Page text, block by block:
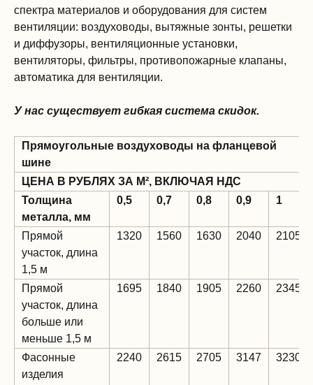
спектра материалов и оборудования для систем
вентиляции: воздуховоды, вытяжные зонты, решетки
и диффузоры, вентиляционные установки,
вентиляторы, фильтры, противопожарные клапаны,
автоматика для вентиляции.
У нас существует гибкая система скидок.
Прямоугольные воздуховоды на фланцевой
шине
ЦЕНА В РУБЛЯХ ЗА М², ВКЛЮЧАЯ НДС
Толщина
металла, мм
0,5 0,7 0,8 0,9 1
Прямой
участок, длина
1,5 м
1320 1560 1630 2040 2105
Прямой
участок, длина
больше или
меньше 1,5 м
1695 1840 1905 2260 2345
Фасонные
изделия
2240 2615 2705 3147 3230